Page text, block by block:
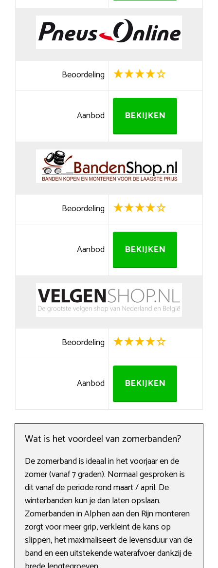
Beoordeling
Aanbod BEKIJKEN
Beoordeling
Aanbod BEKIJKEN
Beoordeling
Aanbod BEKIJKEN
Wat is het voordeel van zomerbanden?
De zomerband is ideaal in het voorjaar en de
zomer (vanaf 7 graden). Normaal gesproken is
dit vanaf de periode rond maart / april. De
winterbanden kun je dan laten opslaan.
Zomerbanden in Alphen aan den Rijn monteren
zorgt voor meer grip, verkleint de kans op
slippen, het maximaliseert de levensduur van de
band en een uitstekende waterafvoer dankzij de